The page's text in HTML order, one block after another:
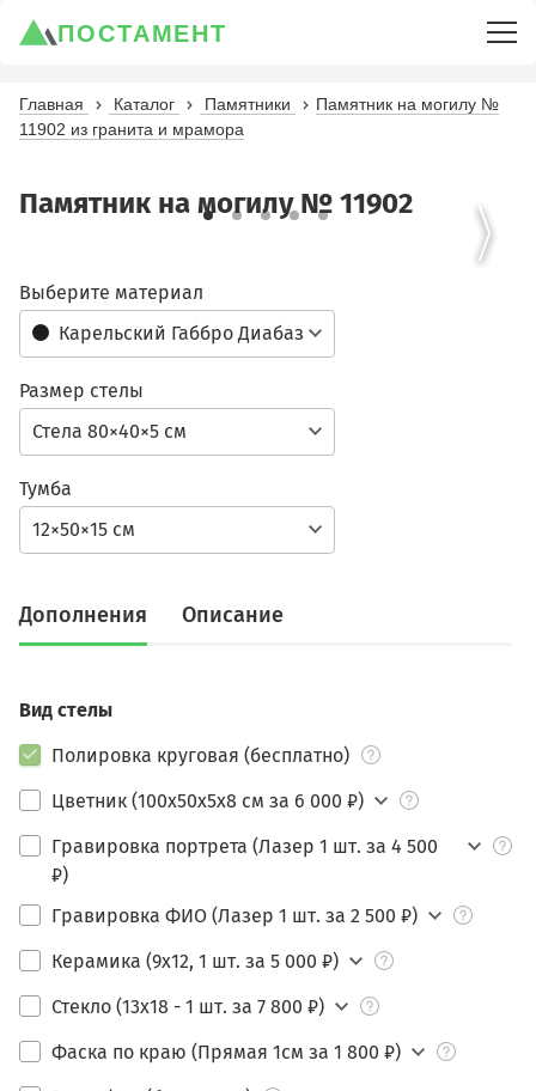
ПОСТАМЕНТ
Главная Каталог Памятники
Памятник на могилу №
11902 из гранита и мрамора
Памятник на могилу № 11902
Карельский Габбро Диабаз
Выберите материал
Стела 80×40×5 см
Размер стелы
12×50×15 см
Тумба
Дополнения Описание
Вид стелы
Полировка круговая (бесплатно)
Цветник (100х50х5х8 см за 6 000 ₽)
Гравировка портрета (Лазер 1 шт. за 4 500
₽)
Гравировка ФИО (Лазер 1 шт. за 2 500 ₽)
Керамика (9х12, 1 шт. за 5 000 ₽)
Стекло (13х18 - 1 шт. за 7 800 ₽)
Фаска по краю (Прямая 1см за 1 800 ₽)